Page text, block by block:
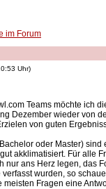
im Forum
Uhr)
Teams möchte ich
Dezember wieder von
von guten
oder Master)
akklimatisiert. Für alle
nur ans Herz legen, das
wurden, so
meisten Fragen eine